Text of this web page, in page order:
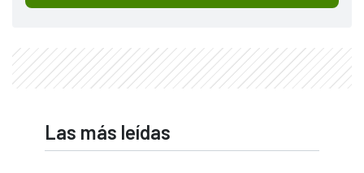
Las más leídas